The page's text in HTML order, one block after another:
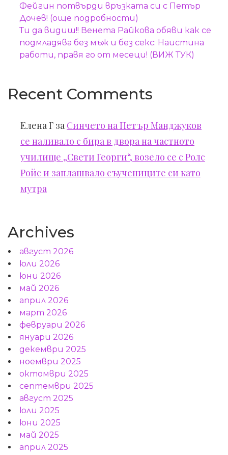
Фейгин потвърди връзката си с Петър
Дочев! (още подробности)
Ти да видиш!! Венета Райкова обяви как се
подмладява без мъж и без секс: Наистина
работи, правя го от месеци! (ВИЖ ТУК)
Recent Comments
Елена Г за Синчето на Петър Манджуков
се наливало с бира в двора на частното
училище „Свети Георги“, возело се с Ролс
Ройс и заплашвало съучениците си като
мутра
Archives
август 2026
юли 2026
юни 2026
май 2026
април 2026
март 2026
февруари 2026
януари 2026
декември 2025
ноември 2025
октомври 2025
септември 2025
август 2025
юли 2025
юни 2025
май 2025
април 2025